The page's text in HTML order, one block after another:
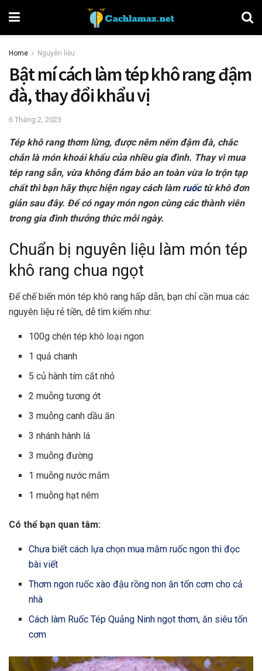
Home Nguyên liệu
Bật mí cách làm tép khô rang đậm
đà, thay đổi khẩu vị
6 Tháng 2, 2023
Tép khô rang thơm lừng, được nêm nếm đậm đà, chắc
chắn là món khoái khẩu của nhiều gia đình. Thay vì mua
tép rang sẵn, vừa không đảm bảo an toàn vừa lo trộn tạp
chất thì bạn hãy thực hiện ngay cách làm ruốctừ khô đơn
giản sau đây. Để có ngay món ngon cùng các thành viên
trong gia đình thưởng thức mỗi ngày.
Chuẩn bị nguyên liệu làm món tép
khô rang chua ngọt
Để chế biến món tép khô rang hấp dẫn, bạn chỉ cần mua các
nguyên liệu rẻ tiền, dễ tìm kiếm như:
100g chén tép khô loại ngon
1 quả chanh
5 củ hành tím cắt nhỏ
2 muỗng tương ớt
3 muỗng canh dầu ăn
3 nhánh hành lá
3 muỗng đường
1 muỗng nước mắm
1 muỗng hạt nêm
Có thể bạn quan tâm:
Chưa biết cách lựa chọn mua mắm ruốc ngon thì đọc
bài viết
Thơm ngon ruốc xào đậu rồng non ăn tốn cơm cho cả
nhà
Cách làm Ruốc Tép Quảng Ninh ngọt thơm, ăn siêu tốn
cơm